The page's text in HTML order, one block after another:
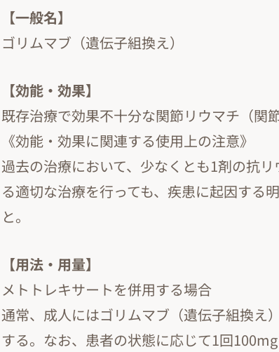
【一般名】
ゴリムマブ（遺伝子組換え）
【効能・効果】
既存治療で効果不十分な関節リウマチ（関
《効能・効果に関連する使用上の注意》
過去の治療において、少なくとも1剤の抗
る適切な治療を行っても、疾患に起因する
と。
【用法・用量】
メトトレキサートを併用する場合
通常、成人にはゴリムマブ（遺伝子組換え
する。なお、患者の状態に応じて1回